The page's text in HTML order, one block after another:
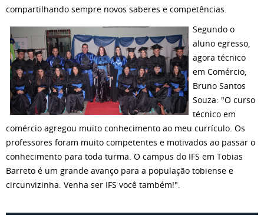
compartilhando sempre novos saberes e competências.
Segundo o
aluno egresso,
agora técnico
em Comércio,
Bruno Santos
Souza: "O curso
técnico em
comércio agregou muito conhecimento ao meu currículo. Os
professores foram muito competentes e motivados ao passar o
conhecimento para toda turma. O campus do IFS em Tobias
Barreto é um grande avanço para a população tobiense e
circunvizinha. Venha ser IFS você também!".